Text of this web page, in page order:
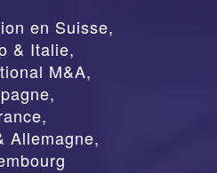
en Suisse,
& Italie,
M&A,
,
,
Allemagne,